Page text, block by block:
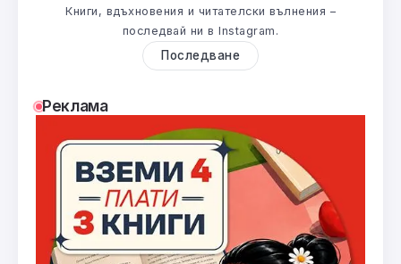
Книги, вдъхновения и читателски вълнения –
последвай ни в Instagram.
Последване
Реклама